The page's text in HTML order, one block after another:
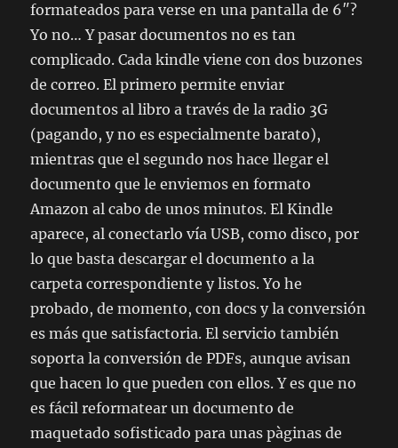
formateados para verse en una pantalla de 6″?
Yo no… Y pasar documentos no es tan
complicado. Cada kindle viene con dos buzones
de correo. El primero permite enviar
documentos al libro a través de la radio 3G
(pagando, y no es especialmente barato),
mientras que el segundo nos hace llegar el
documento que le enviemos en formato
Amazon al cabo de unos minutos. El Kindle
aparece, al conectarlo vía USB, como disco, por
lo que basta descargar el documento a la
carpeta correspondiente y listos. Yo he
probado, de momento, con docs y la conversión
es más que satisfactoria. El servicio también
soporta la conversión de PDFs, aunque avisan
que hacen lo que pueden con ellos. Y es que no
es fácil reformatear un documento de
maquetado sofisticado para unas pàginas de